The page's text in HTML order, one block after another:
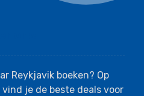
Reykjavik boeken? Op
je de beste deals voor